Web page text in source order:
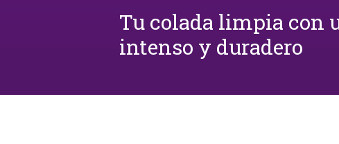
Tu colada limpia con
intenso y duradero